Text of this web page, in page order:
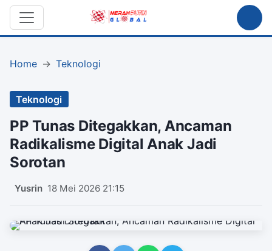
Home Teknologi
Teknologi
PP Tunas Ditegakkan, Ancaman
Radikalisme Digital Anak Jadi
Sorotan
Yusrin 18 Mei 2026 21:15